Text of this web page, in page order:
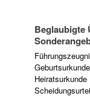
Beglaubigte
Geburtsurkunde
Heiratsurkunde